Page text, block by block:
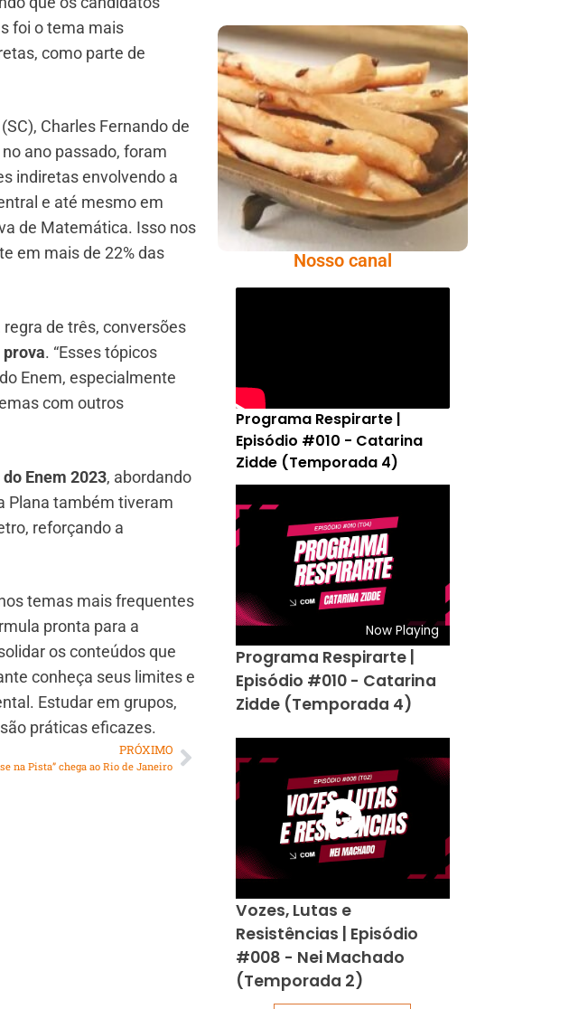
foi o tema mais
como parte de
Charles Fernando de
ano passado, foram
indiretas envolvendo a
e até mesmo em
de Matemática. Isso nos
em mais de 22% das
de três, conversões
prova. “Esses tópicos
Enem, especialmente
com outros
Enem 2023, abordando
Plana também tiveram
reforçando a
temas mais frequentes
pronta para a
os conteúdos que
conheça seus limites e
Estudar em grupos,
práticas eficazes.
PRÓXIMO
na Pista” chega ao Rio de Janeiro
Comer Bem:
Palitinhos De Cebola
E Salsa
Nosso canal
Programa Respirarte |
Episódio #010 - Catarina
Zidde (Temporada 4)
Now Playing
Programa Respirarte |
Episódio #010 - Catarina
Zidde (Temporada 4)
Vozes, Lutas e
Resistências | Episódio
#008 - Nei Machado
(Temporada 2)